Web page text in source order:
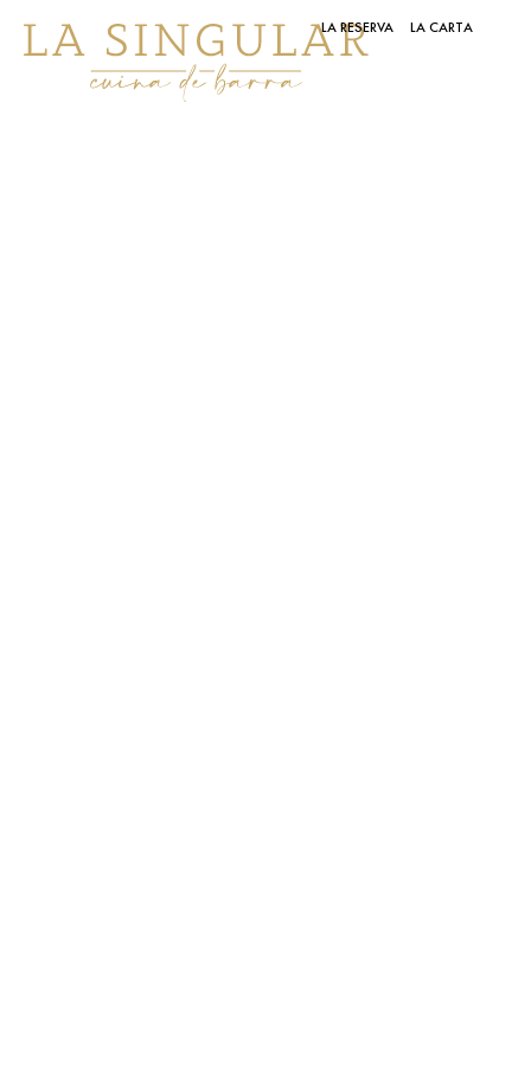
LA RESERVA LA CARTA